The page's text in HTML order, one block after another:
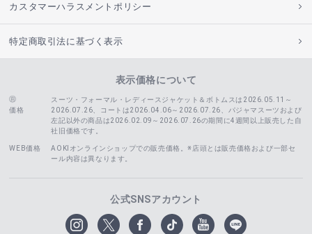
カスタマーハラスメントポリシー
特定商取引法に基づく表示
表示価格について
価格
スーツ・フォーマル・レディースジャケット＆ボトムスは2026.05.11～
2026.07.26、コートは2026.04.06～2026.07.26、
パジャマスーツおよび
左記以外の商品は2026.02.09～2026.07.26の期間に4週間以上販売した自
社旧価格です。
WEB価格
AOKIオンラインショップでの販売価格。※店頭とは販売価格および一部セ
ール内容は異なります。
公式SNSアカウント